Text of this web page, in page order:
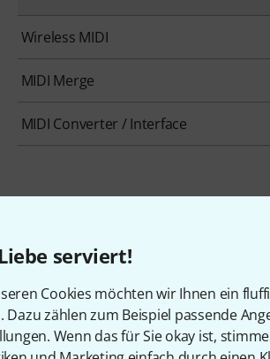
serviert!
Cookies möchten wir Ihnen ein
Dazu zählen zum Beispiel passende
Wenn das für Sie okay ist,
Wireless MIDI
MIDI Merge
MIDI Converter / Interface
Zubehör &